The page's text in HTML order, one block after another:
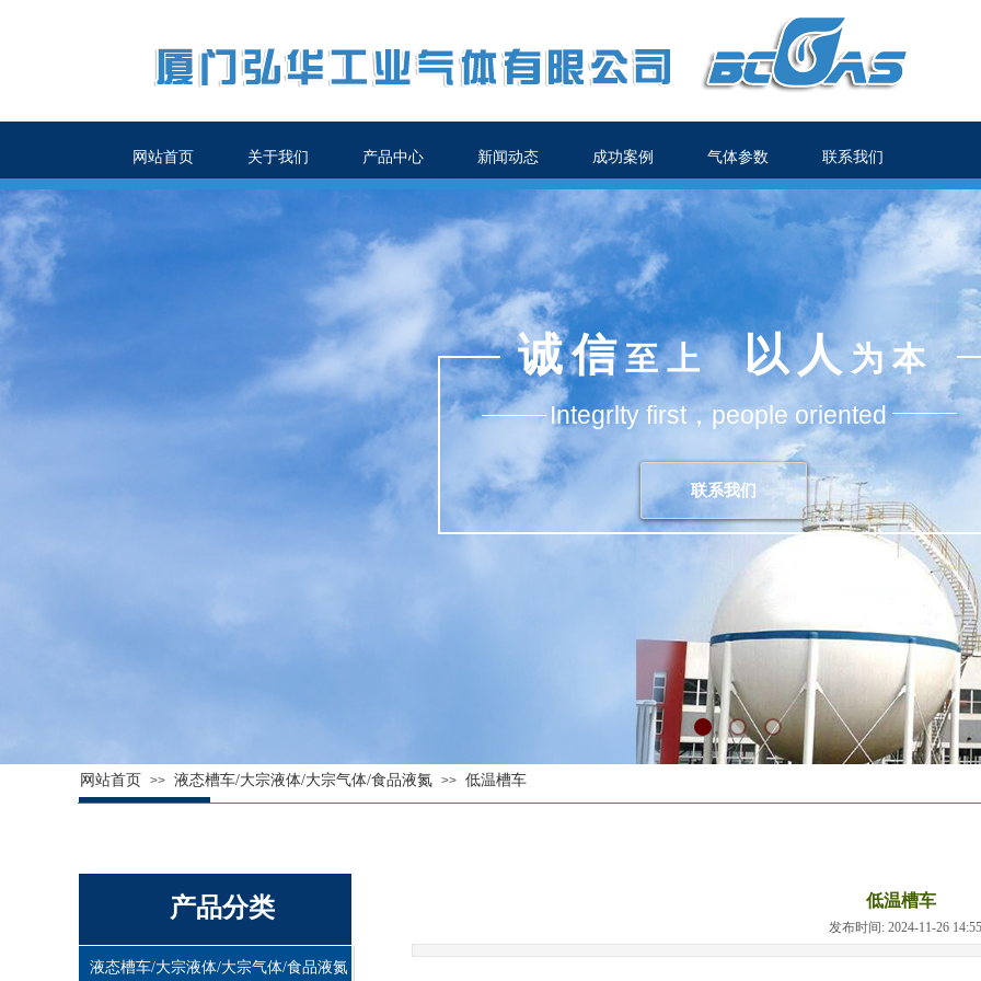
网站首页 关于我们 产品中心 新闻动态 成功案例 气体参数 联系我们
诚信至上以人 为本
Integrlty first， people oriented
联系我们
网站首页 >> 液态槽车/大宗液体/大宗气体/食品液氮 >> 低温槽车
低温槽车
发布时间: 2024-11-26
产品分类
液态槽车/大宗液体/大宗气体/食品液氮